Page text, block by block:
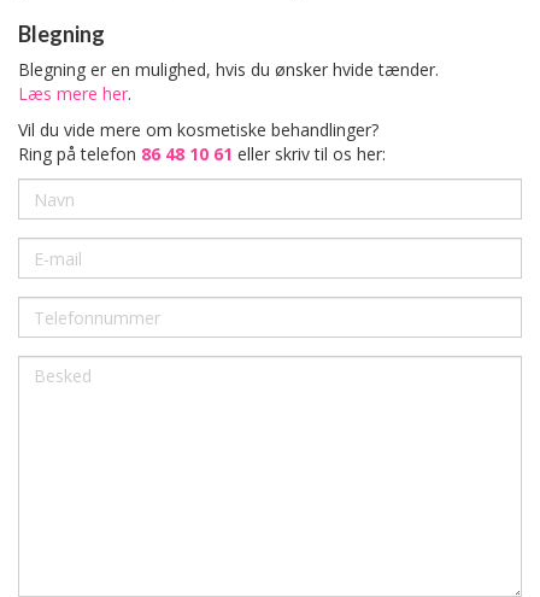
Blegning
Blegning er en mulighed, hvis du ønsker hvide tænder.
Læs mere her.
Vil du vide mere om kosmetiske behandlinger?
Ring på telefon 86 48 10 61 eller skriv til os her: